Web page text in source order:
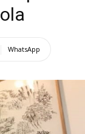
WhatsApp